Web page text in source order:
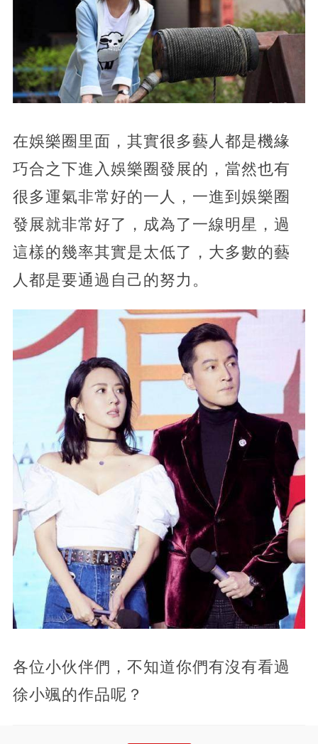
在娛樂圈里面，其實很多藝人都是機緣
巧合之下進入娛樂圈發展的，當然也有
很多運氣非常好的一人，一進到娛樂圈
發展就非常好了，成為了一線明星，過
這樣的幾率其實是太低了，大多數的藝
人都是要通過自己的努力。
各位小伙伴們，不知道你們有沒有看過
徐小颯的作品呢？